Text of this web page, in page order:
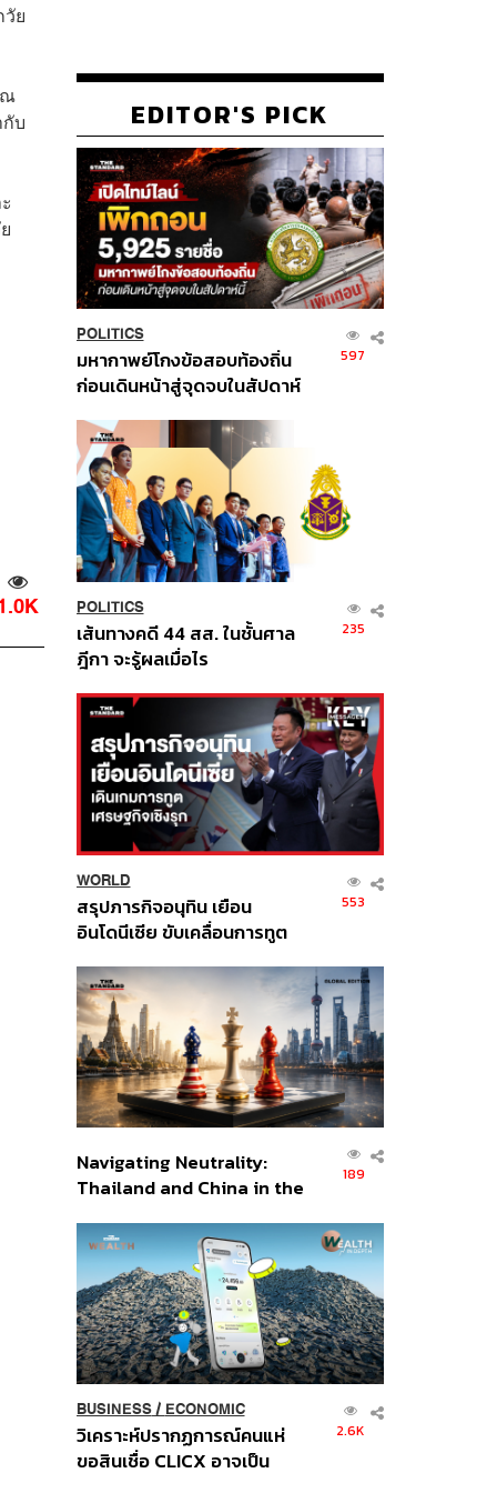
ย
ณ
บ
EDITOR'S PICK
POLITICS
มหากาพย์โกงข้อสอบท้องถิ่น
ก่อนเดินหน้าสู่จุดจบในสัปดาห์
597
POLITICS
เส้นทางคดี 44 สส. ในชั้นศาล
ฎีกา จะรู้ผลเมื่อไร
235
WORLD
สรุปภารกิจอนุทิน เยือน
อินโดนีเซีย ขับเคลื่อนการทูต
ส่วนยุทธศาสตร์ไทย –
อินโดนีเซีย
553
Navigating Neutrality:
Thailand and China in the
Order
189
BUSINESS/ ECONOMIC
วิเคราะห์ปรากฏการณ์คนแห่
ขอสินเชื่อ CLICX อาจเป็น
2.6K